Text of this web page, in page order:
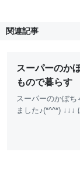
関連記事
スーパーのか
もので暮らす
スーパーのかぼち
ました♪(*^^*) ↓↓↓